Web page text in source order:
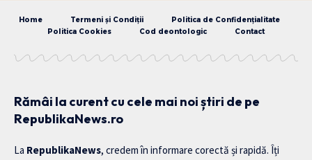
Home Termeni și Condiții
Politica de Confidențialitate
Politica Cookies
Cod deontologic Contact
Rămâi la curent cu cele mai noi știri de pe
RepublikaNews.ro
La RepublikaNews, credem în informare corectă și rapidă. Îți